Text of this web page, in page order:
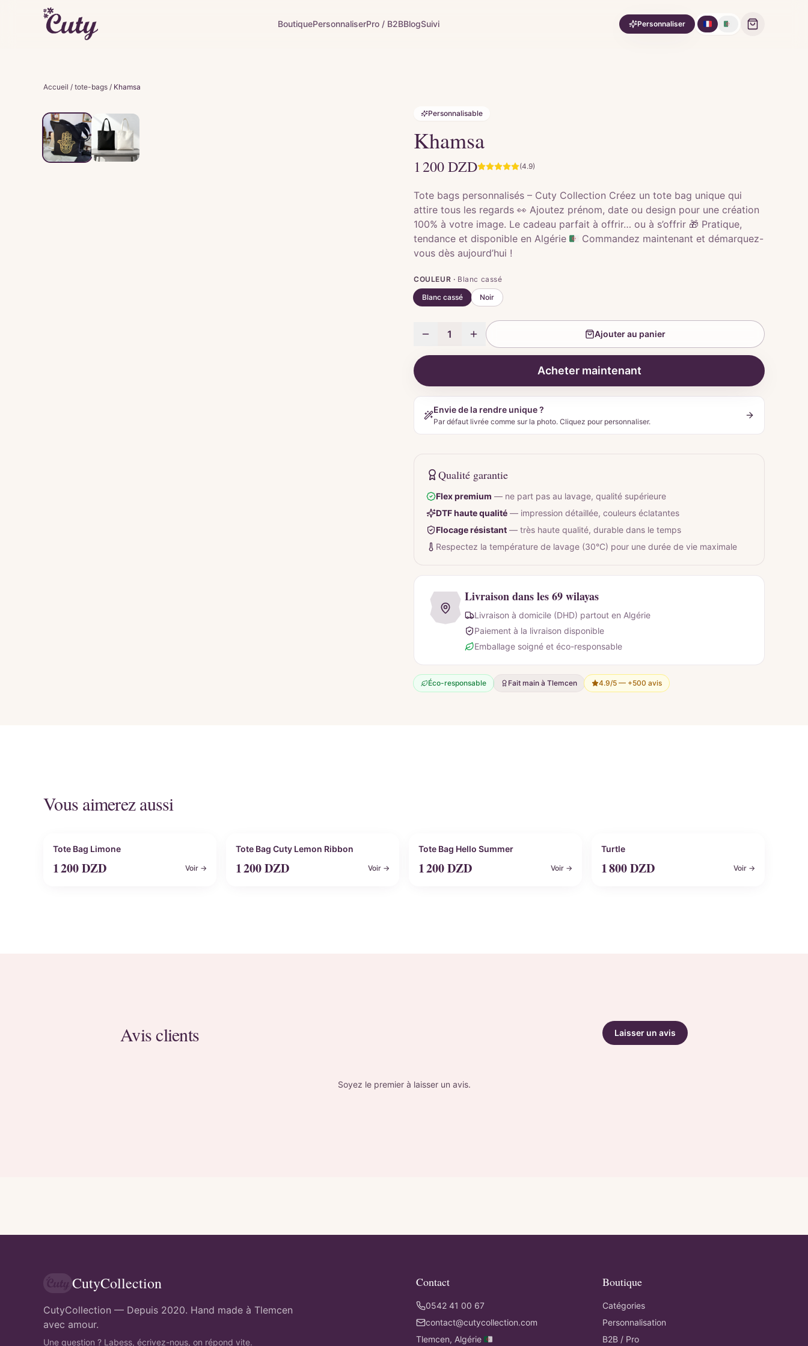
BoutiquePersonnaliserPro / B2BBlogSuivi Personnaliser 🇫🇷 🇩🇿
Accueil / tote-bags / Khamsa
Personnalisable
Khamsa
1 200DZD (4.9)
Tote bags personnalisés – Cuty Collection Créez un tote bag unique qui
attire tous les regards 👀 Ajoutez prénom, date ou design pour une création
100% à votre image. Le cadeau parfait à offrir… ou à s’offrir 🎁 Pratique,
tendance et disponible en Algérie 🇩🇿 Commandez maintenant et démarquez-
vous dès aujourd’hui !
COULEUR · Blanc cassé
Blanc cassé
Noir
1 Ajouter au panier
Acheter maintenant
Envie de la rendre unique ?
Par défaut livrée comme sur la photo. Cliquez pour personnaliser.
Qualité garantie
Flex premium — ne part pas au lavage, qualité supérieure
DTF haute qualité — impression détaillée, couleurs éclatantes
Flocage résistant — très haute qualité, durable dans le temps
Respectez la température de lavage (30°C) pour une durée de vie maximale
Livraison dans les 69 wilayas
Livraison à domicile (DHD) partout en Algérie
Paiement à la livraison disponible
Emballage soigné et éco-responsable
Éco-responsable Fait main à Tlemcen 4.9/5 — +500 avis
Vous aimerez aussi
Personnalisable
Tote Bag Limone
1 200DZD Voir →
Personnalisable
Tote Bag Cuty Lemon Ribbon
1 200DZD Voir →
Personnalisable
Tote Bag Hello Summer
1 200DZD Voir →
Personnalisable
Turtle
1 800DZD Voir →
Avis clients Laisser un avis
Soyez le premier à laisser un avis.
CutyCollection
CutyCollection — Depuis 2020. Hand made à Tlemcen
avec amour.
Une question ? Labess, écrivez-nous, on répond vite.
Contact
0542 41 00 67
contact@cutycollection.com
Tlemcen, Algérie 🇩🇿
Boutique
Catégories
Personnalisation
B2B / Pro